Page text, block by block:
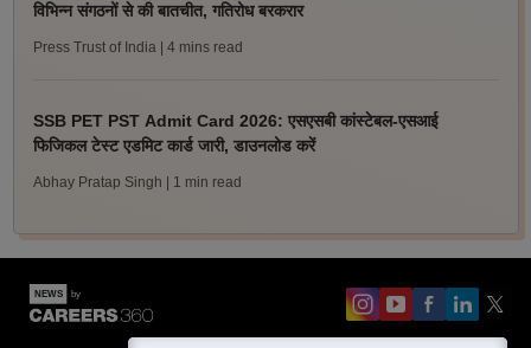
विभिन्न संगठनों से की बातचीत, गतिरोध बरकरार
Press Trust of India | 4 mins read
SSB PET PST Admit Card 2026: एसएसबी कांस्टेबल-एसआई
फिजिकल टेस्ट एडमिट कार्ड जारी, डाउनलोड करें
Abhay Pratap Singh | 1 min read